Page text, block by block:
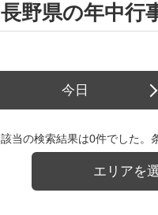
長野県の年中行
今日
該当の検索結果は0件でした。
エリアを